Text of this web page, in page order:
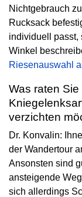
Nichtgebrauch
Rucksack
individuell passt,
Winkel
Riesenauswahl
Was raten
verzichten
Dr. Konvalin:
der Wandertour
Ansonsten sind
ansteigende
sich allerdings